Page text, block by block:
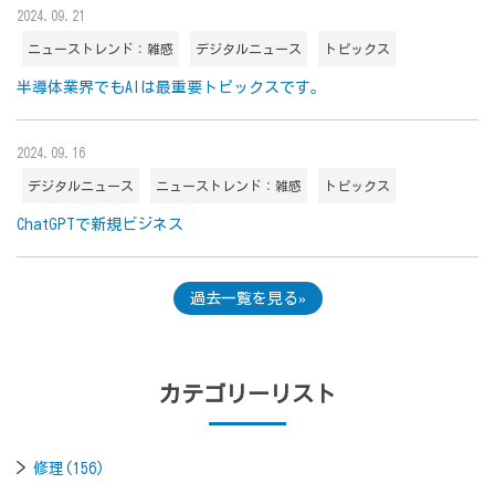
2024.09.21
ニューストレンド：雑感 デジタルニュース トピックス
半導体業界でもAIは最重要トピックスです。
2024.09.16
デジタルニュース ニューストレンド：雑感 トピックス
ChatGPTで新規ビジネス
過去一覧を見る
カテゴリーリスト
修理(156)